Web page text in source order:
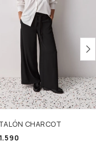
CHARCOT
1.590